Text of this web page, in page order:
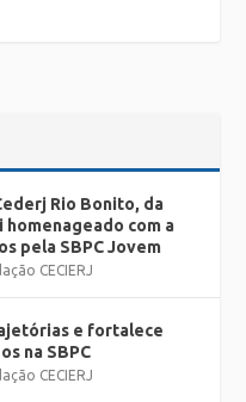
Rio Bonito, da
homenageado com a
pela SBPC Jovem
CECIERJ
e fortalece
na SBPC
CECIERJ